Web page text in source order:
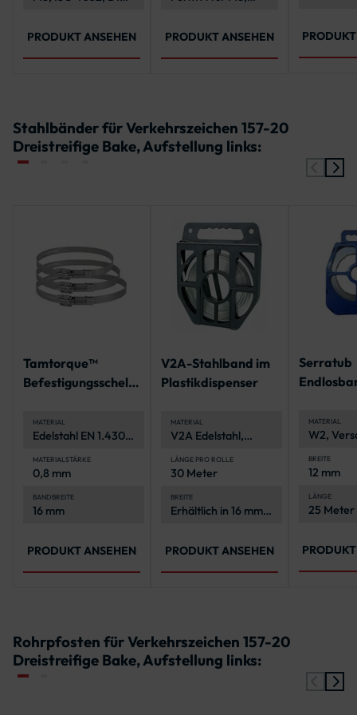
PRODUKT ANSEHEN
PRODUKT ANSEHEN
Stahlbänder für Verkehrszeichen 157-20
Dreistreifige Bake, Aufstellung links:
Tamtorque™
Befestigungsschelle
340 mm
MATERIAL
Edelstahl EN 1.4301,
MATERIALSTÄRKE
0,8 mm
BANDBREITE
16 mm
PRODUKT ANSEHEN
V2A-Stahlband im
Plastikdispenser
MATERIAL
V2A Edelstahl,
und langlebig
LÄNGE PRO ROLLE
30 Meter
BREITE
Erhältlich in 16 mm
PRODUKT ANSEHEN
Serratub
Rolle
MATERIAL
W2,
BREITE
12 mm
LÄNGE
25 Meter
Rohrpfosten für Verkehrszeichen 157-20
Dreistreifige Bake, Aufstellung links: